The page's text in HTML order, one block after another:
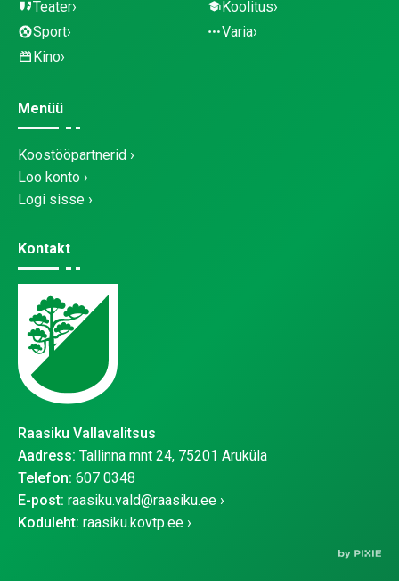
Teater
Sport
Kino
Koolitus
Varia
Menüü
Koostööpartnerid
Loo konto
Logi sisse
Kontakt
Raasiku Vallavalitsus
Aadress: Tallinna mnt 24, 75201 Aruküla
Telefon: 607 0348
E-post: raasiku.vald@raasiku.ee
Koduleht: raasiku.kovtp.ee